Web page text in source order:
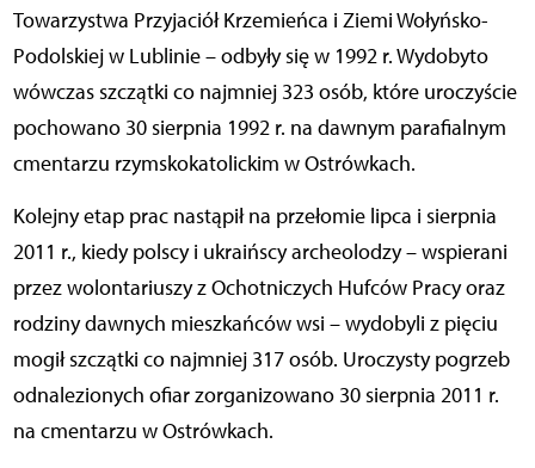
Towarzystwa Przyjaciół Krzemieńca i Ziemi Wołyńsko-
Podolskiej w Lublinie – odbyły się w 1992 r. Wydobyto
wówczas szczątki co najmniej 323 osób, które uroczyście
pochowano 30 sierpnia 1992 r. na dawnym parafialnym
cmentarzu rzymskokatolickim w Ostrówkach.
Kolejny etap prac nastąpił na przełomie lipca i sierpnia
2011 r., kiedy polscy i ukraińscy archeolodzy – wspierani
przez wolontariuszy z Ochotniczych Hufców Pracy oraz
rodziny dawnych mieszkańców wsi – wydobyli z pięciu
mogił szczątki co najmniej 317 osób. Uroczysty pogrzeb
odnalezionych ofiar zorganizowano 30 sierpnia 2011 r.
na cmentarzu w Ostrówkach.